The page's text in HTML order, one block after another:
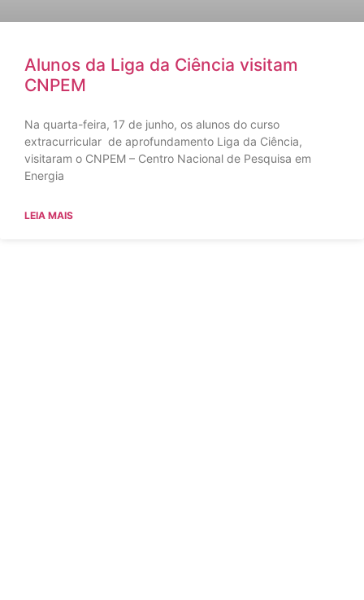
Alunos da Liga da Ciência visitam
CNPEM
Na quarta-feira, 17 de junho, os alunos do curso
extracurricular de aprofundamento Liga da Ciência,
visitaram o CNPEM – Centro Nacional de Pesquisa em
Energia
LEIA MAIS